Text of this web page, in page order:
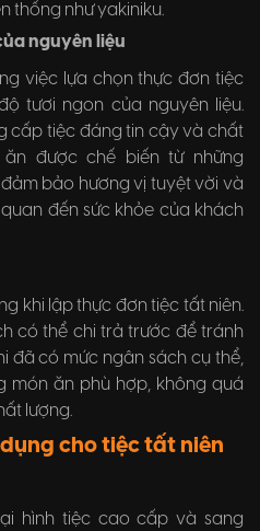
thống như yakiniku.
nguyên liệu
việc lựa chọn thực đơn tiệc
tươi ngon của nguyên liệu.
cấp tiệc đáng tin cậy và chất
được chế biến từ những
bảo hương vị tuyệt vời và
đến sức khỏe của khách
khi lập thực đơn tiệc tất niên.
có thể chi trả trước để tránh
đã có mức ngân sách cụ thể,
món ăn phù hợp, không quá
lượng.
dụng cho tiệc tất niên
hình tiệc cao cấp và sang